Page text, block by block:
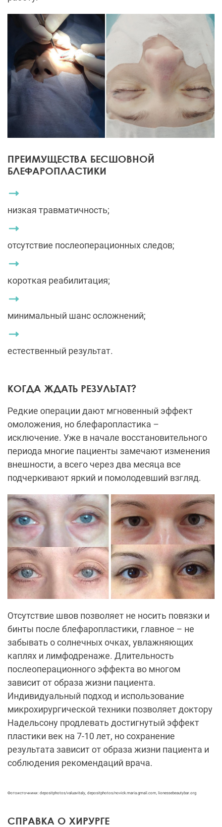
ПРЕИМУЩЕСТВА БЕСШОВНОЙ
БЛЕФАРОПЛАСТИКИ
низкая травматичность;
отсутствие послеоперационных следов;
короткая реабилитация;
минимальный шанс осложнений;
естественный результат.
КОГДА ЖДАТЬ РЕЗУЛЬТАТ?
Редкие операции дают мгновенный эффект
омоложения, но блефаропластика –
исключение. Уже в начале восстановительного
периода многие пациенты замечают изменения
внешности, а всего через два месяца все
подчеркивают яркий и помолодевший взгляд.
Отсутствие швов позволяет не носить повязки и
бинты после блефаропластики, главное – не
забывать о солнечных очках, увлажняющих
каплях и лимфодренаже. Длительность
послеоперационного эффекта во многом
зависит от образа жизни пациента.
Индивидуальный подход и использование
микрохирургической техники позволяет доктору
Надельсону продлевать достигнутый эффект
пластики век на 7-10 лет, но сохранение
результата зависит от образа жизни пациента и
соблюдения рекомендаций врача.
Фотоисточники: depositphotos/valuavitaly, depositphotos/novick.maria.gmail.com, lionessebeautybar.org
СПРАВКА О ХИРУРГЕ